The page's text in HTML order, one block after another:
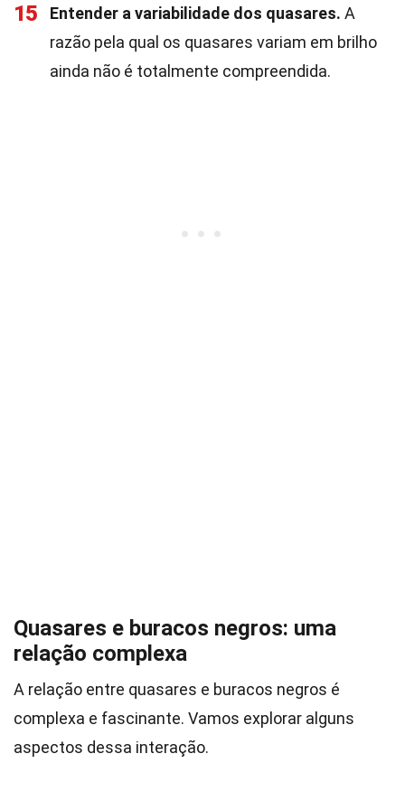
15 Entender a variabilidade dos quasares. A
razão pela qual os quasares variam em brilho
ainda não é totalmente compreendida.
Quasares e buracos negros: uma
relação complexa
A relação entre quasares e buracos negros é
complexa e fascinante. Vamos explorar alguns
aspectos dessa interação.